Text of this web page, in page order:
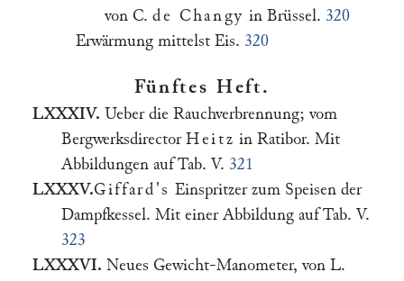
von C. de Changy in Brüssel. 320
Erwärmung mittelst Eis. 320
Fünftes Heft.
LXXXIV. Ueber die Rauchverbrennung; vom
Bergwerksdirector Heitz in Ratibor. Mit
Abbildungen auf Tab. V. 321
LXXXV.Giffard's Einspritzer zum Speisen der
Dampfkessel. Mit einer Abbildung auf Tab. V.
323
LXXXVI. Neues Gewicht-Manometer, von L.